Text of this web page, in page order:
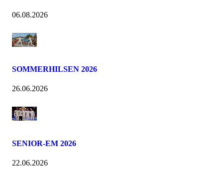
06.08.2026
SOMMERHILSEN 2026
26.06.2026
SENIOR-EM 2026
22.06.2026